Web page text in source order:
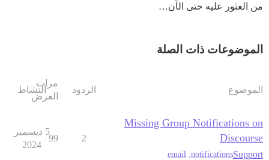
من العثور عليه حتى الآن…
الموضوعات ذات الصلة
الموضوع الردود
مرات
العرض
النشاط
Missing Group Notifications on
Discourse
Support
notifications
,
email
2
99
5 ديسمبر
2024